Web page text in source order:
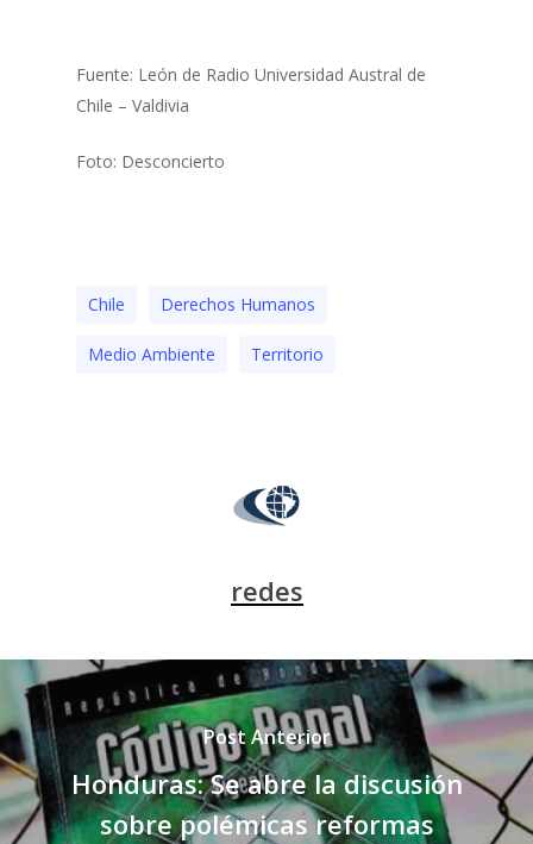
Fuente: León de Radio Universidad Austral de
Chile – Valdivia
Foto: Desconcierto
Chile Derechos Humanos
Medio Ambiente Territorio
redes
Post Anterior
Honduras: Se abre la discusión
sobre polémicas reformas